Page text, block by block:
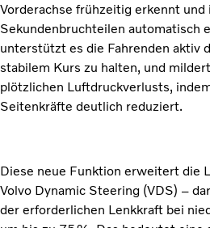
Vorderachse frühzeitig erkennt und
Sekundenbruchteilen automatisch
unterstützt es die Fahrenden aktiv
stabilem Kurs zu halten, und
plötzlichen Luftdruckverlusts,
Seitenkräfte deutlich reduziert.
Diese neue Funktion erweitert die
Volvo Dynamic Steering (VDS) –
der erforderlichen Lenkkraft bei